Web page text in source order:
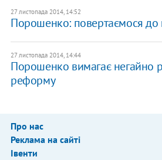
27 листопада 2014, 14:52
Порошенко: повертаємося до
27 листопада 2014, 14:44
Порошенко вимагає негайно
реформу
Про нас
Реклама на сайті
Івенти